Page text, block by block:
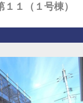
１（１号棟）